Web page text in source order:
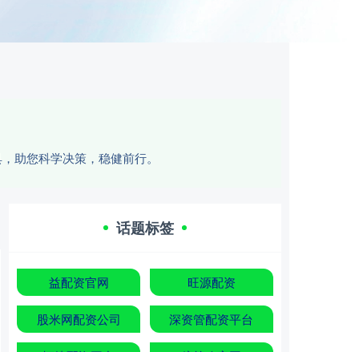
助您科学决策，稳健前行。
话题标签
益配资官网 旺源配资
股米网配资公司 深资管配资平台